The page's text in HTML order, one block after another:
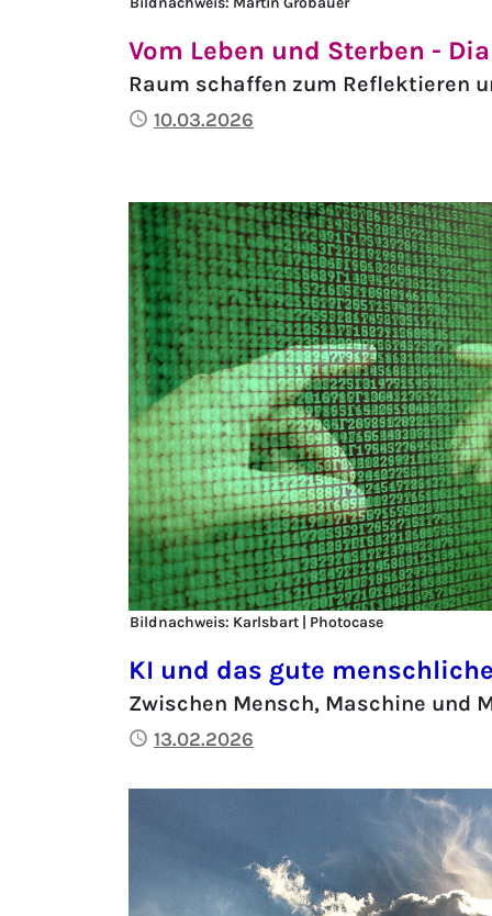
Vom Leben und Sterben -
Raum schaffen zum Reflektieren
Publiziert
10.03.2026
Bildnachweis: Karlsbart | Photocase
KI und das gute
Zwischen Mensch, Maschine und
Publiziert
13.02.2026